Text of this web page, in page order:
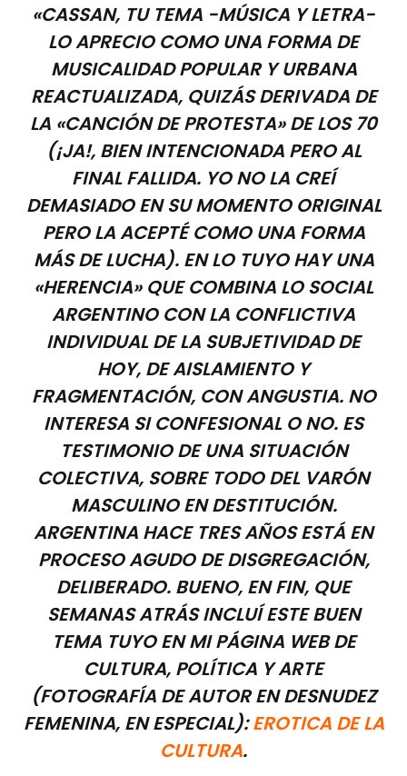
«CASSAN, TU TEMA -MÚSICA Y LETRA-
LO APRECIO COMO UNA FORMA DE
MUSICALIDAD POPULAR Y URBANA
REACTUALIZADA, QUIZÁS DERIVADA DE
LA «CANCIÓN DE PROTESTA» DE LOS 70
(¡JA!, BIEN INTENCIONADA PERO AL
FINAL FALLIDA. YO NO LA CREÍ
DEMASIADO EN SU MOMENTO ORIGINAL
PERO LA ACEPTÉ COMO UNA FORMA
MÁS DE LUCHA). EN LO TUYO HAY UNA
«HERENCIA» QUE COMBINA LO SOCIAL
ARGENTINO CON LA CONFLICTIVA
INDIVIDUAL DE LA SUBJETIVIDAD DE
HOY, DE AISLAMIENTO Y
FRAGMENTACIÓN, CON ANGUSTIA. NO
INTERESA SI CONFESIONAL O NO. ES
TESTIMONIO DE UNA SITUACIÓN
COLECTIVA, SOBRE TODO DEL VARÓN
MASCULINO EN DESTITUCIÓN.
ARGENTINA HACE TRES AÑOS ESTÁ EN
PROCESO AGUDO DE DISGREGACIÓN,
DELIBERADO. BUENO, EN FIN, QUE
SEMANAS ATRÁS INCLUÍ ESTE BUEN
TEMA TUYO EN MI PÁGINA WEB DE
CULTURA, POLÍTICA Y ARTE
(FOTOGRAFÍA DE AUTOR EN DESNUDEZ
FEMENINA, EN ESPECIAL):EROTICA DE LA
CULTURA.